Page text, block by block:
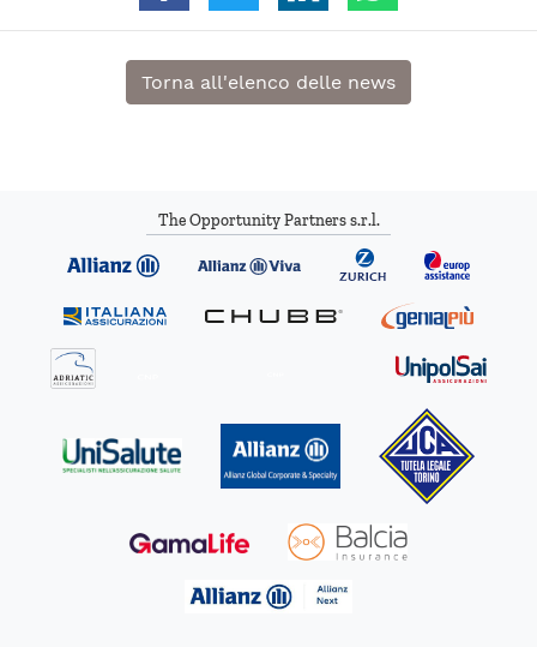
Torna all'elenco delle news
The Opportunity Partners s.r.l.